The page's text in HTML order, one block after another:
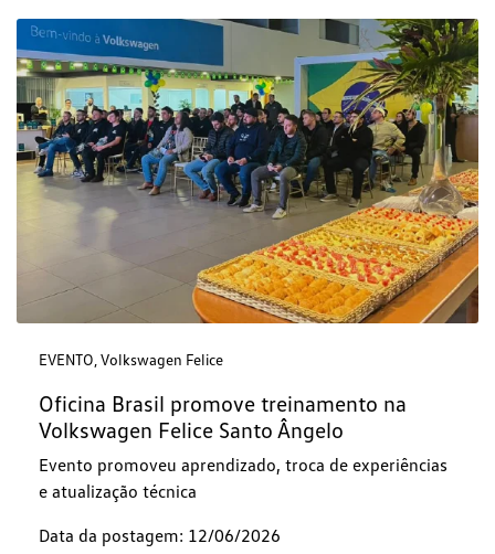
EVENTO, Volkswagen Felice
Oficina Brasil promove treinamento na
Volkswagen Felice Santo Ângelo
Evento promoveu aprendizado, troca de experiências
e atualização técnica
Data da postagem: 12/06/2026